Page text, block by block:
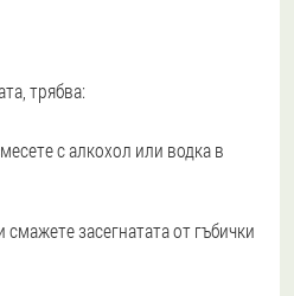
трябва:
с алкохол или водка в
смажете засегнатата от гъбички